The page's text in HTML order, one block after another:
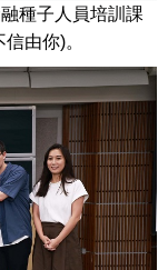
種子人員培訓課
由你)。